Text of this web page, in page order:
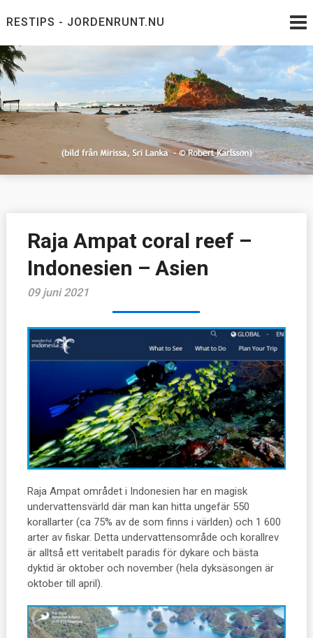
toRESTIPS - JORDENRUNT.NU
Jordenrunt.nu
Tusen Restips från hela världen
Raja Ampat coral reef –
Indonesien – Asien
09 juni 2021
Raja Ampat området i Indonesien har en magisk
undervattensvärld där man kan hitta ungefär 550
korallarter (ca 75% av de som finns i världen) och 1 600
arter av fiskar. Detta undervattensområde och korallrev
är alltså ett veritabelt paradis för dykare och bästa
dyktid är oktober och november (hela dyksäsongen är
oktober till april).